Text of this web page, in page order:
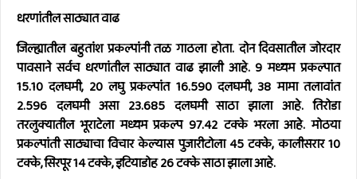
धरणांतील साठ्यात वाढ
जिल्ह्यातील बहुतांश प्रकल्पांनी तळ गाठला होता. दोन दिवसातील जोरदार
पावसाने सर्वच धरणांतील साठ्यात वाढ झाली आहे. 9 मध्यम प्रकल्पात
15.10 दलघमी, 20 लघु प्रकल्पांत 16.590 दलघमी, 38 मामा तलावांत
2.596 दलघमी असा 23.685 दलघमी साठा झाला आहे. तिरोडा
तरलुक्यातील भूराटेला मध्यम प्रकल्प 97.42 टक्के भरला आहेे. मोठया
प्रकल्पांती साठ्याचा विचार केल्यास पुजारीटोला 45 टक्के, कालीसरार 10
टक्के, सिरपूर 14 टक्के, इटियाडोह 26 टक्के साठा झाला आहे.